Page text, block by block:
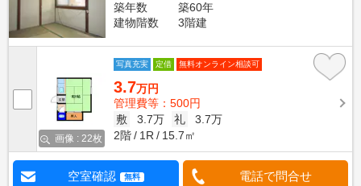
築年数
築60年
建物階数
3階建
画像 : 22枚
写真充実 定借 無料オンライン相談可
3.7万円
管理費等：500円
敷
3.7万 礼
3.7万
2階
1R 15.7㎡
空室確認 無料 電話で問合せ